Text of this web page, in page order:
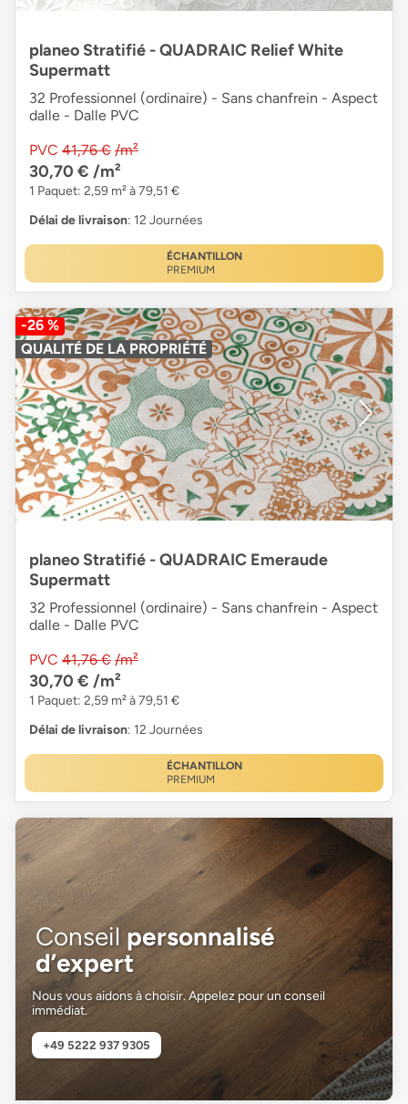
planeo Stratifié - QUADRAIC Relief White
Supermatt
32 Professionnel (ordinaire) - Sans chanfrein - Aspect
dalle - Dalle PVC
PVC 41,76 € /m²
30,70 € /m²
1 Paquet: 2,59 m² à 79,51 €
Délai de livraison: 12 Journées
ÉCHANTILLON
PREMIUM
-26 %
QUALITÉ DE LA PROPRIÉTÉ
planeo Stratifié - QUADRAIC Emeraude
Supermatt
32 Professionnel (ordinaire) - Sans chanfrein - Aspect
dalle - Dalle PVC
PVC 41,76 € /m²
30,70 € /m²
1 Paquet: 2,59 m² à 79,51 €
Délai de livraison: 12 Journées
ÉCHANTILLON
PREMIUM
Conseil personnalisé
d’expert
Nous vous aidons à choisir. Appelez pour un conseil
immédiat.
+49 5222 937 9305